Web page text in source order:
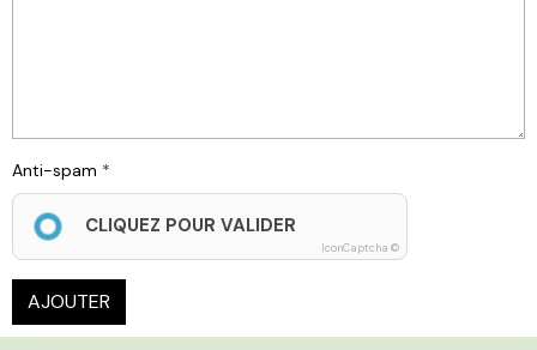
Anti-spam
CLIQUEZ POUR VALIDER
IconCaptcha ©
AJOUTER